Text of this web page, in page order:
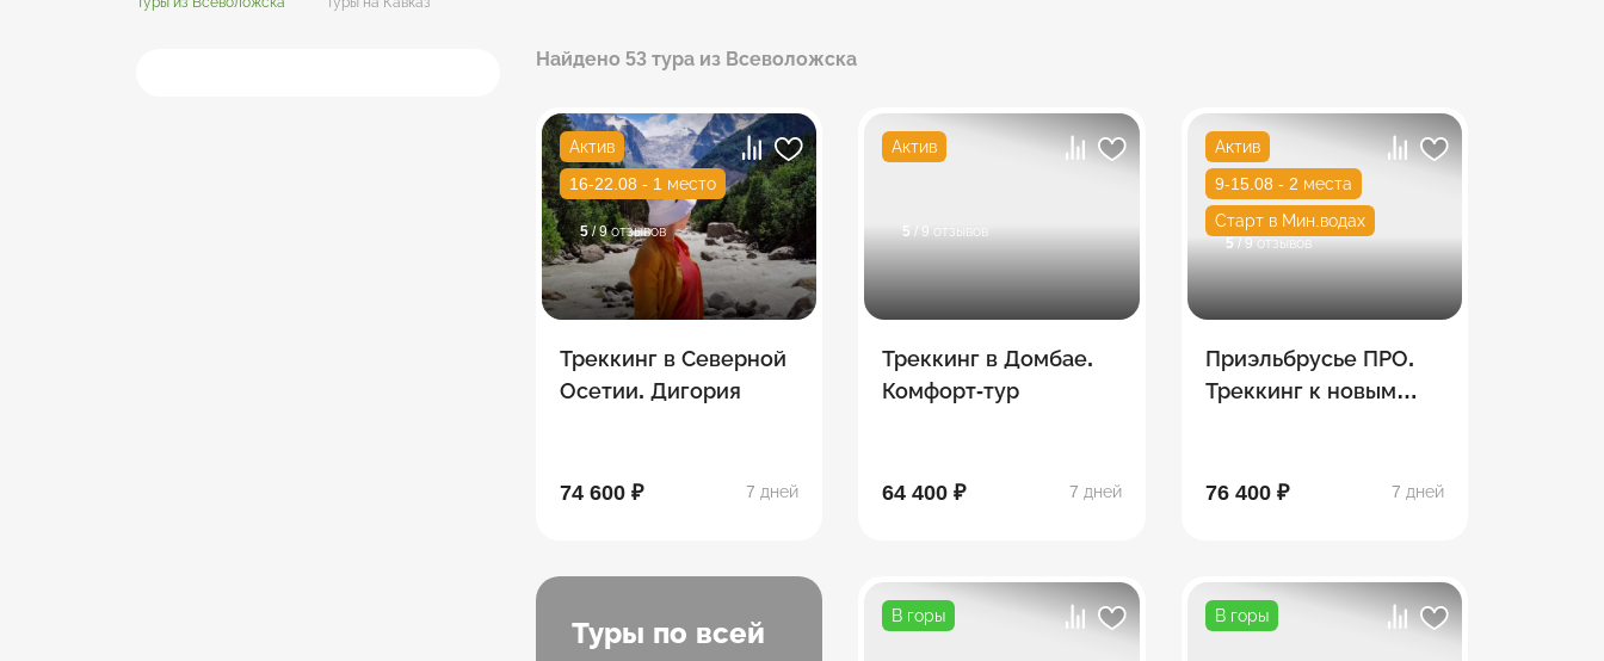
Найдено 53 тура из Всеволожска
Актив
16-22.08 - 1 место
5/ 9 отзывов
Треккинг в Северной
Осетии. Дигория
74 600 ₽ 7 дней
Актив
5 / 9 отзывов
Треккинг в Домбае.
Комфорт-тур
64 400 ₽ 7 дней
Актив
9-15.08 - 2 места
Старт в Мин.водах
5 / 9 отзывов
Приэльбрусье ПРО.
Треккинг к новым
76 400 ₽ 7 дней
Туры по всей
В горы В горы